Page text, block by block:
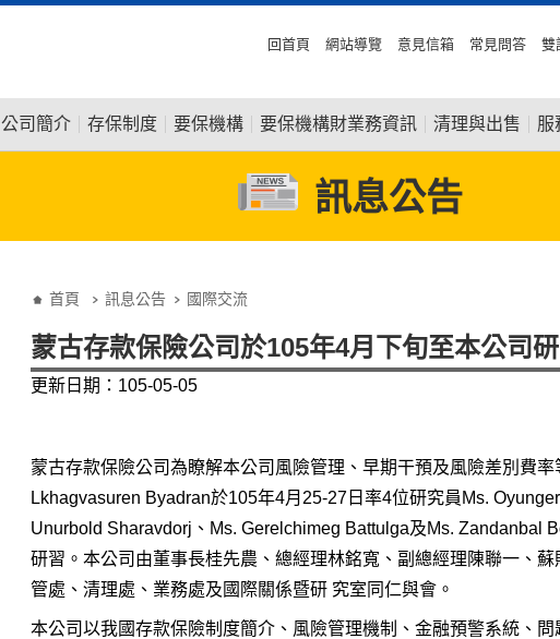
回首頁 網站導覽 意見信箱 常見問答 雙
公司簡介 存保制度 要保機構 要保機構財業務資訊 清理與出售 服
訊息公告
首頁 訊息公告 國際交流
蒙古存款保險公司於105年4月下旬至本公司
更新日期：105-05-05
蒙古存款保險公司為瞭解本公司風險管理、早期干預及風險差別費率
Lkhagvasuren Byadran於105年4月25-27日率4位研究員Ms.
Unurbold Sharavdorj、Ms. Gerelchimeg Battulga及Ms. Zandanbal
研習。本公司由董事長桂先農、總經理林銘寬、副總經理陳聯一、
管處、清理處、業務處及國際關係暨研 究室同仁與會。
本公司以我國存款保險制度簡介、風險管理機制、金融預警系統、問